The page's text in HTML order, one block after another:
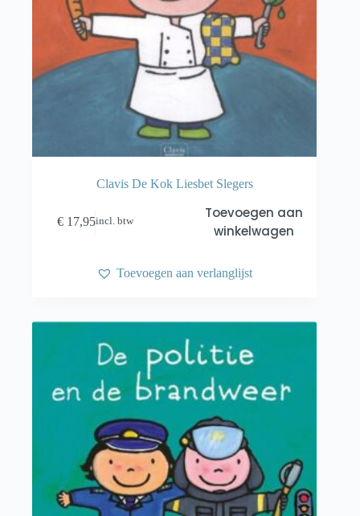
Clavis De Kok Liesbet Slegers
€ 17,95incl. btw
Toevoegen aan
winkelwagen
Toevoegen aan verlanglijst